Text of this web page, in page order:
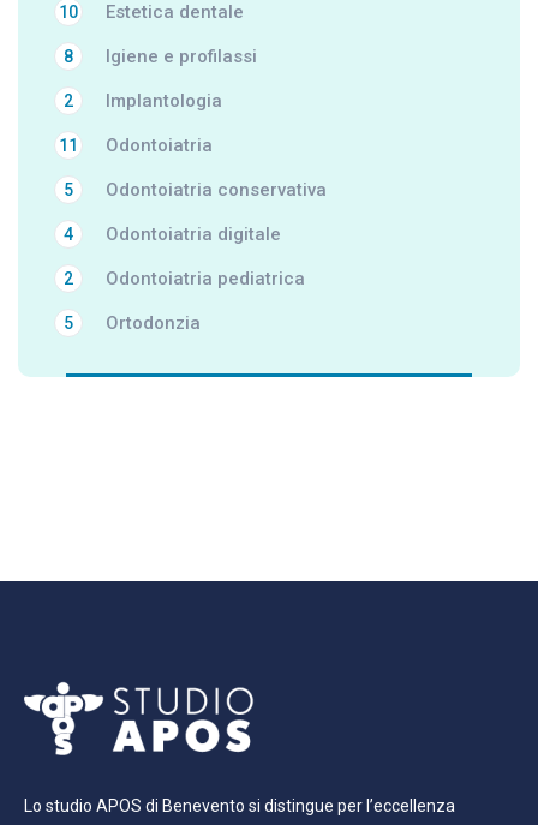
Estetica dentale
10
Igiene e profilassi
8
Implantologia
2
Odontoiatria
11
Odontoiatria conservativa
5
Odontoiatria digitale
4
Odontoiatria pediatrica
2
Ortodonzia
5
Lo studio APOS di Benevento si distingue per l’eccellenza